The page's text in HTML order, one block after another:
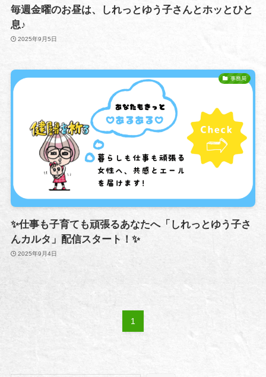
毎週金曜のお昼は、しれっとゆう子さんとホッとひと
息♪
2025年9月5日
事務局
✨仕事も子育ても頑張るあなたへ「しれっとゆう子さ
んカルタ」配信スタート！✨
2025年9月4日
1